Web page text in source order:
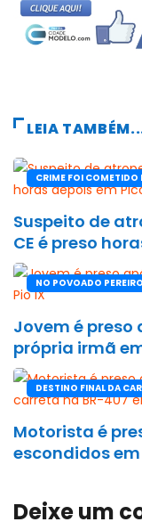
LEIA
CRIME FOI COMETIDO
Suspeito de
CE é preso
NO POVOADO
Jovem é
própria irmã
DESTINO FINAL DA
Motorista é
escondidos
Deixe um